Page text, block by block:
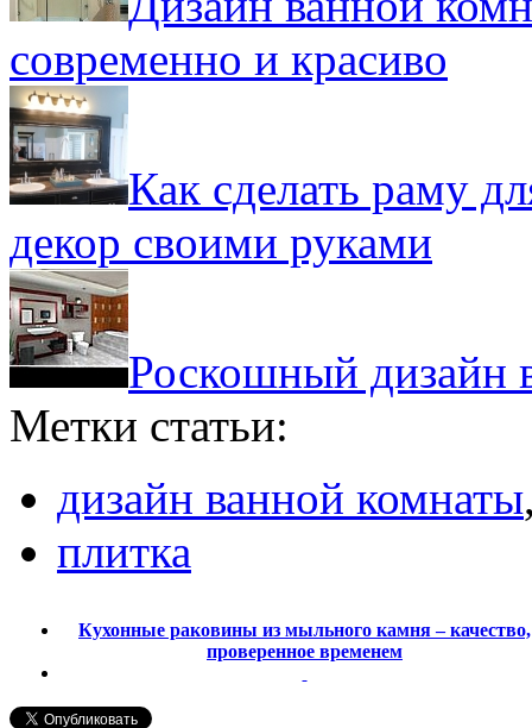
современно и красиво
Как сделать раму
декор своими руками
Роскошный дизайн
Метки статьи:
дизайн ванной комнаты
плитка
Кухонные раковины из мыльного камня – качество,
проверенное временем